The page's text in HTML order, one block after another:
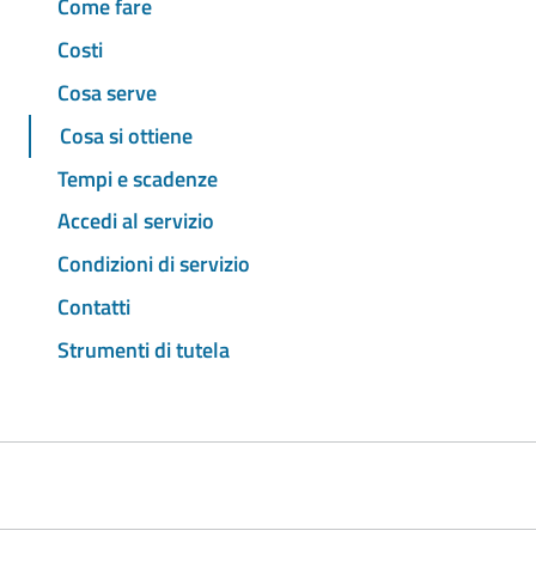
Come fare
Costi
Cosa serve
Cosa si ottiene
Tempi e scadenze
Accedi al servizio
Condizioni di servizio
Contatti
Strumenti di tutela